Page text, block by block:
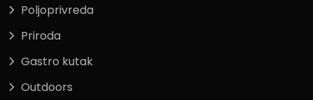
Poljoprivreda
Priroda
Gastro kutak
Outdoors